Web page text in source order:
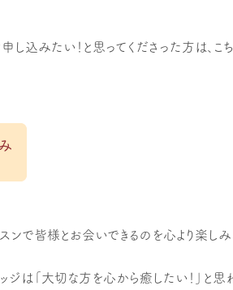
申し込みたい！と思ってくださった方は、
ンで皆様とお会いできるのを心より楽しみ
ッジは「大切な方を心から癒したい！」と